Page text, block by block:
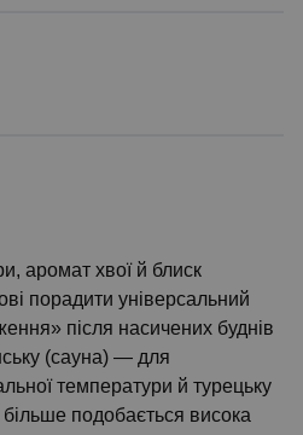
аромат хвої й блиск
порадити універсальний
після насичених буднів
(сауна) — для
температури й турецьку
подобається висока